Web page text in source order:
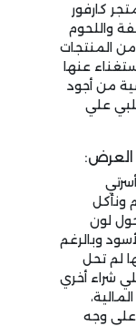
كارفور
واللحوم
من المنتجات
عنها
من أجود
سلبي علي
ونأكل
لون
وبالرغم
لم تحل
شراء أخري
علي وجه